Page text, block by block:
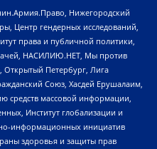
Нижегородский
Центр гендерных исследований,
права и публичной политики,
НАСИЛИЮ.НЕТ, Мы против
Открытый Петербург, Лига
Союз, Хасдей Ерушалаим,
средств массовой информации,
Институт глобализации и
информационных инициатив
здоровья и защиты прав